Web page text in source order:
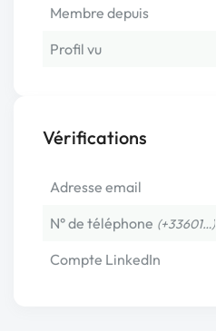
Membre depuis
Profil vu
Vérifications
Adresse email
N° de téléphone (+33601…)
Compte LinkedIn